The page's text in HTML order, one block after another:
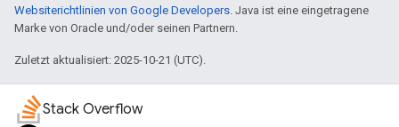
Websiterichtlinien von Google Developers. Java ist eine eingetragene
Marke von Oracle und/oder seinen Partnern.
Zuletzt aktualisiert: 2025-10-21 (UTC).
Stack Overflow